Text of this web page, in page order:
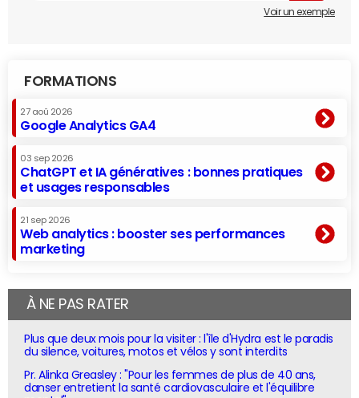
Voir un exemple
FORMATIONS
27 aoû 2026
Google Analytics GA4
03 sep 2026
ChatGPT et IA génératives : bonnes pratiques
et usages responsables
21 sep 2026
Web analytics : booster ses performances
marketing
À NE PAS RATER
Plus que deux mois pour la visiter : l'île d'Hydra est le paradis
du silence, voitures, motos et vélos y sont interdits
Pr. Alinka Greasley : "Pour les femmes de plus de 40 ans,
danser entretient la santé cardiovasculaire et l'équilibre